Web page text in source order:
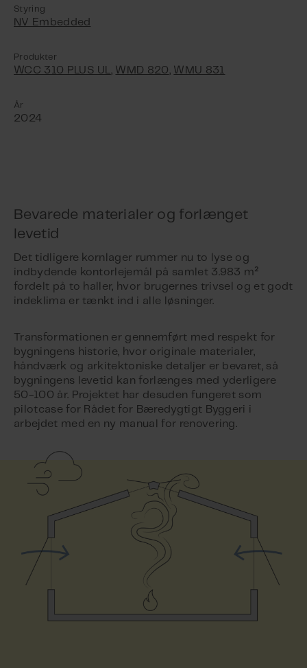
Styring
NV Embedded
Produkter
WCC 310 PLUS UL WMD 820 WMU 831
År
2024
Bevarede materialer og forlænget
levetid
Det tidligere kornlager rummer nu to lyse og
indbydende kontorlejemål på samlet 3.983 m²
fordelt på to haller, hvor brugernes trivsel og et godt
indeklima er tænkt ind i alle løsninger.
Transformationen er gennemført med respekt for
bygningens historie, hvor originale materialer,
håndværk og arkitektoniske detaljer er bevaret, så
bygningens levetid kan forlænges med yderligere
50-100 år. Projektet har desuden fungeret som
pilotcase for Rådet for Bæredygtigt Byggeri i
arbejdet med en ny manual for renovering.